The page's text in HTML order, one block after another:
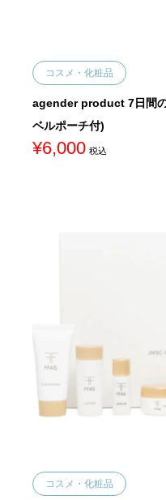
コスメ・化粧品
agender product 7日間
ベルポーチ付)
¥6,000 税込
コスメ・化粧品